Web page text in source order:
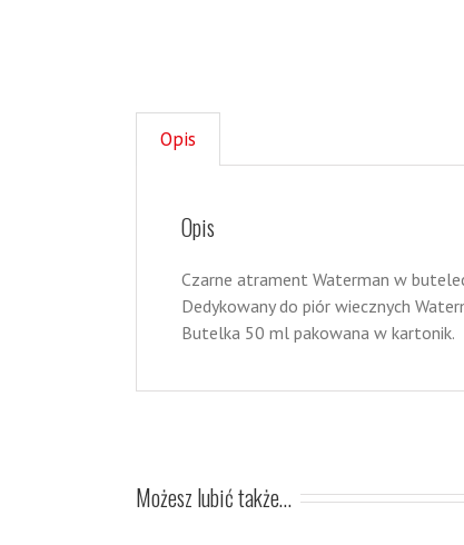
Opis
Opis
Czarne atrament Waterman w
Dedykowany do piór wiecznych
Butelka 50 ml pakowana w kartonik.
Możesz lubić także…